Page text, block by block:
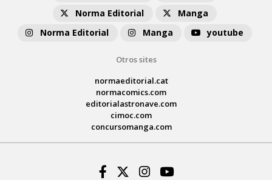
Norma Editorial
Manga
Norma Editorial
Manga youtube
Otros sites
normaeditorial.cat
normacomics.com
editorialastronave.com
cimoc.com
concursomanga.com
Facebook
Twitter
Instagram
Youtube